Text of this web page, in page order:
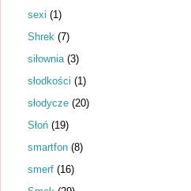
sexi (1)
Shrek (7)
siłownia (3)
słodkości (1)
słodycze (20)
Słoń (19)
smartfon (8)
smerf (16)